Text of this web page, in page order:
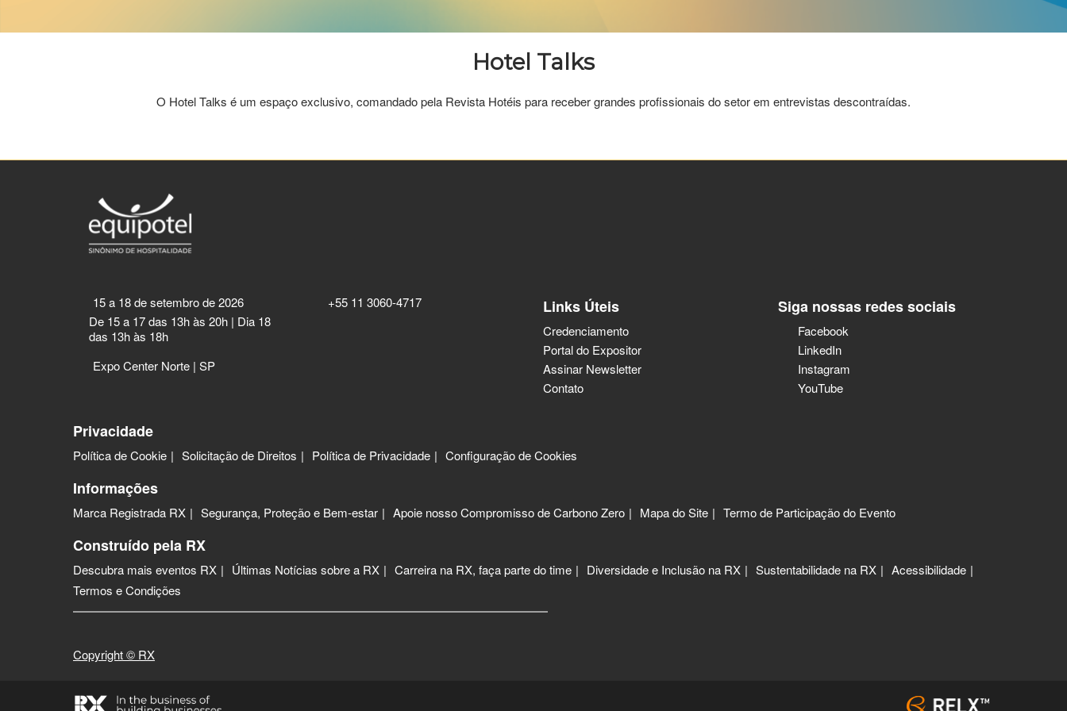
Hotel Talks
O Hotel Talks é um espaço exclusivo, comandado pela Revista Hotéis para receber grandes profissionais do setor em entrevistas descontraídas.
15 a 18 de setembro de 2026
De 15 a 17 das 13h às 20h | Dia 18
das 13h às 18h
Expo Center Norte | SP
+55 11 3060-4717 Links Úteis
Credenciamento
Portal do Expositor
Assinar Newsletter
Contato
Siga nossas redes sociais
Facebook
LinkedIn
Instagram
YouTube
Privacidade
Política de Cookie Solicitação de Direitos Política de Privacidade Configuração de Cookies
Informações
Marca Registrada RX Segurança, Proteção e Bem-estar Apoie nosso Compromisso de Carbono Zero Mapa do Site Termo de Participação do Evento
Construído pela RX
Descubra mais eventos RX Últimas Notícias sobre a RX Carreira na RX, faça parte do time Diversidade e Inclusão na RX Sustentabilidade na RX
Acessibilidade
Termos e Condições
Copyright © RX